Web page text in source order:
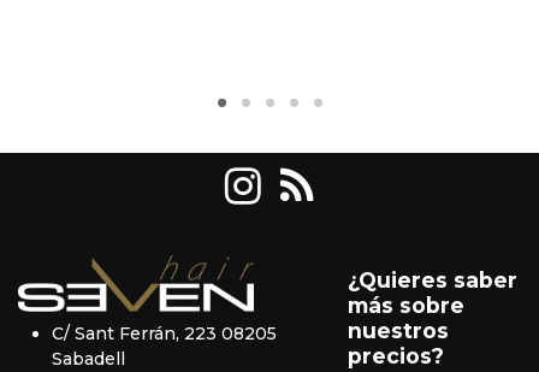
C/ Sant Ferrán, 223 08205
Sabadell
¿Quieres saber
más sobre
nuestros
precios?